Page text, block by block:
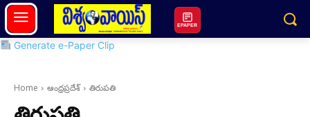
EPAPER
Generate e-Paper Clip
Home ఆంధ్రప్రదేశ్ తిరుపతి